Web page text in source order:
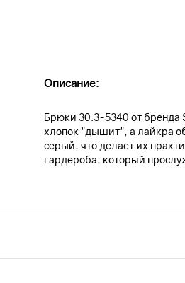
Описание:
Брюки 30.3-5340 от бренда
хлопок "дышит", а лайкра
серый, что делает их
гардероба, который